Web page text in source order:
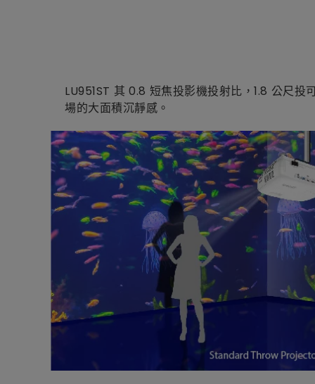
LU951ST 其 0.8 短焦投影機投射比，1.8 公尺
場的大面積沉靜感。